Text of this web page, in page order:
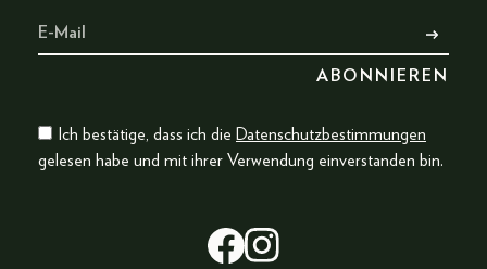
Ich bestätige, dass ich die Datenschutzbestimmungen
gelesen habe und mit ihrer Verwendung einverstanden bin.